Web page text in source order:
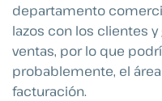
departamento
lazos con los clientes
ventas, por lo que
probablemente, el
facturación.